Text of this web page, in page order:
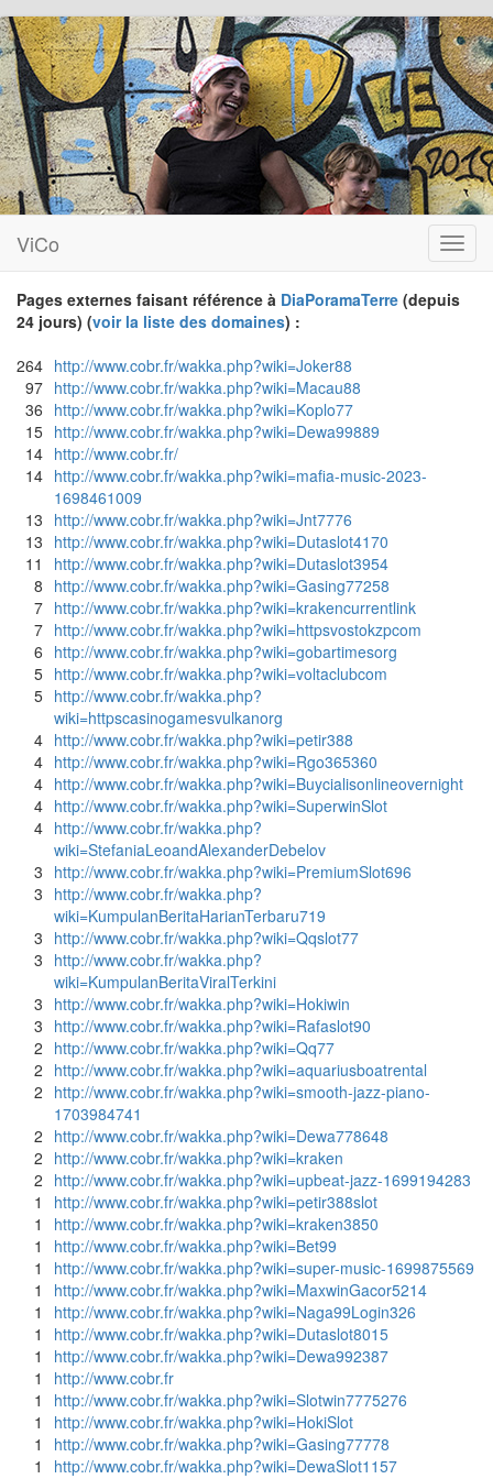
ViCo
Pages externes faisant référence à DiaPoramaTerre (depuis
24 jours) (voir la liste des domaines) :
264 http://www.cobr.fr/wakka.php?wiki=Joker88
97 http://www.cobr.fr/wakka.php?wiki=Macau88
36 http://www.cobr.fr/wakka.php?wiki=Koplo77
15 http://www.cobr.fr/wakka.php?wiki=Dewa99889
14 http://www.cobr.fr/
14 http://www.cobr.fr/wakka.php?wiki=mafia-music-2023-
1698461009
13 http://www.cobr.fr/wakka.php?wiki=Jnt7776
13 http://www.cobr.fr/wakka.php?wiki=Dutaslot4170
11
http://www.cobr.fr/wakka.php?wiki=Dutaslot3954
8 http://www.cobr.fr/wakka.php?wiki=Gasing77258
7 http://www.cobr.fr/wakka.php?wiki=krakencurrentlink
7 http://www.cobr.fr/wakka.php?wiki=httpsvostokzpcom
6 http://www.cobr.fr/wakka.php?wiki=gobartimesorg
5 http://www.cobr.fr/wakka.php?wiki=voltaclubcom
5 http://www.cobr.fr/wakka.php?
wiki=httpscasinogamesvulkanorg
4 http://www.cobr.fr/wakka.php?wiki=petir388
4 http://www.cobr.fr/wakka.php?wiki=Rgo365360
4 http://www.cobr.fr/wakka.php?wiki=Buycialisonlineovernight
4 http://www.cobr.fr/wakka.php?wiki=SuperwinSlot
4 http://www.cobr.fr/wakka.php?
wiki=StefaniaLeoandAlexanderDebelov
3 http://www.cobr.fr/wakka.php?wiki=PremiumSlot696
3 http://www.cobr.fr/wakka.php?
wiki=KumpulanBeritaHarianTerbaru719
3 http://www.cobr.fr/wakka.php?wiki=Qqslot77
3 http://www.cobr.fr/wakka.php?
wiki=KumpulanBeritaViralTerkini
3 http://www.cobr.fr/wakka.php?wiki=Hokiwin
3 http://www.cobr.fr/wakka.php?wiki=Rafaslot90
2 http://www.cobr.fr/wakka.php?wiki=Qq77
2 http://www.cobr.fr/wakka.php?wiki=aquariusboatrental
2 http://www.cobr.fr/wakka.php?wiki=smooth-jazz-piano-
1703984741
2 http://www.cobr.fr/wakka.php?wiki=Dewa778648
2 http://www.cobr.fr/wakka.php?wiki=kraken
2 http://www.cobr.fr/wakka.php?wiki=upbeat-jazz-1699194283
1
http://www.cobr.fr/wakka.php?wiki=petir388slot
1
http://www.cobr.fr/wakka.php?wiki=kraken3850
1
http://www.cobr.fr/wakka.php?wiki=Bet99
1
http://www.cobr.fr/wakka.php?wiki=super-music-1699875569
1
http://www.cobr.fr/wakka.php?wiki=MaxwinGacor5214
1
http://www.cobr.fr/wakka.php?wiki=Naga99Login326
1
http://www.cobr.fr/wakka.php?wiki=Dutaslot8015
1
http://www.cobr.fr/wakka.php?wiki=Dewa992387
1
http://www.cobr.fr
1
http://www.cobr.fr/wakka.php?wiki=Slotwin7775276
1
http://www.cobr.fr/wakka.php?wiki=HokiSlot
1
http://www.cobr.fr/wakka.php?wiki=Gasing77778
1
http://www.cobr.fr/wakka.php?wiki=DewaSlot1157